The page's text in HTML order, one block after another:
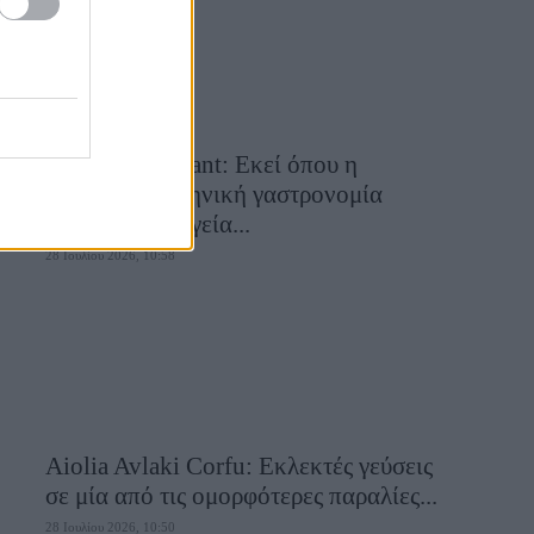
Cavos Restaurant: Εκεί όπου η
αυθεντική ελληνική γαστρονομία
συναντά τη μαγεία...
28 Ιουλίου 2026, 10:58
Aiolia Avlaki Corfu: Εκλεκτές γεύσεις
σε μία από τις ομορφότερες παραλίες...
28 Ιουλίου 2026, 10:50